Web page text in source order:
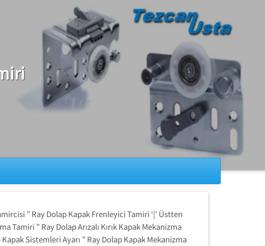
” Ray Dolap Kapak Frenleyici Tamiri ‘|’ Üstten
Tamiri ” Ray Dolap Arızalı Kırık Kapak Mekanizma
Sistemleri Ayarı ” Ray Dolap Kapak Mekanizma